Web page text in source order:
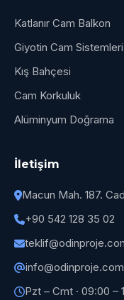
Katlanır Cam Balkon
Giyotin Cam Sistemleri
Kış Bahçesi
Cam Korkuluk
Alüminyum Doğrama
İletişim
Macun Mah. 187.
+90 542 128 35 02
info@odinproje.com
Pzt – Cmt · 09:00 –